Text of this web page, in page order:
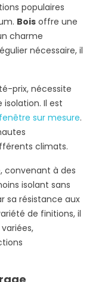
populaires
Bois offre une
charme
nécessaire, il
prix, nécessite
Il est
fenêtre sur mesure.
climats.
convenant à des
isolant sans
sa résistance aux
de finitions, il